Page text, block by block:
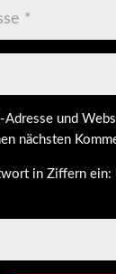
Adresse und
nächsten
in Ziffern ein: